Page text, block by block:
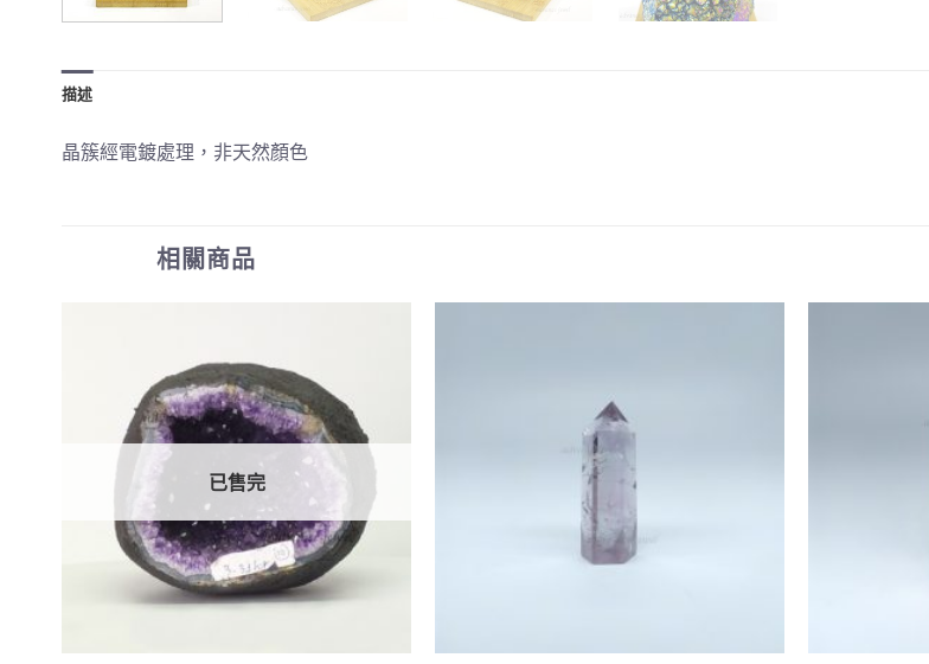
描述
晶簇經電鍍處理，非天然顏色
相關商品
已售完